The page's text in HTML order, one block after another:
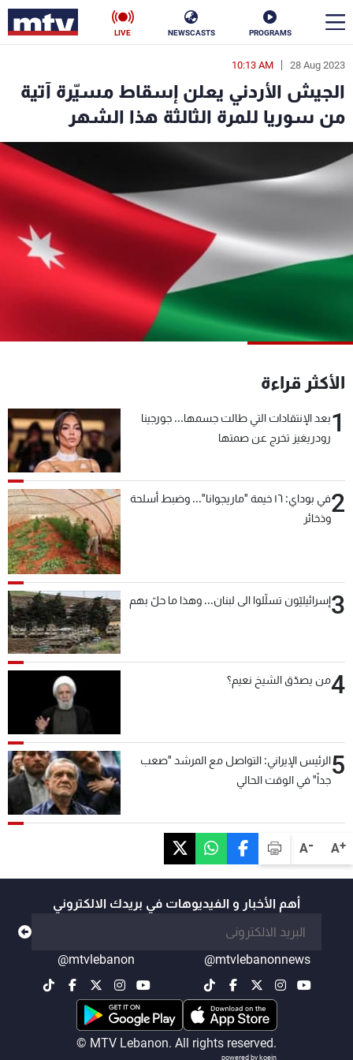
PROGRAMS
NEWSCASTS
LIVE
A+
A-
28 Aug 2023
10:13 AM
الجيش الأردني يعلن إسقاط مسيّرة آتية
من سوريا للمرة الثالثة هذا الشهر
الأكثر قراءة
1بعد الإنتقادات التي طالت جسمها... جورجينا
رودريغيز تخرج عن صمتها
2
في بوداي: ١٦ خيمة "ماريجوانا"... وضبط أسلحة
وذخائر
3إسرائيليّون تسلّلوا الى لبنان... وهذا ما حلّ بهم
4من يصدّق الشيخ نعيم؟
5الرئيس الإيراني: التواصل مع المرشد "صعب
جداً" في الوقت الحالي
أهم الأخبار و الفيديوهات في بريدك الالكتروني
@mtvlebanonnews
@mtvlebanon
© MTV Lebanon. All rights reserved.
powered by koein
en
الأخبار
سياسة ناس
إقتصاد
رياضة
كأس العالم
البرامج
جدول البرامج
شاهد البرامج
الترددات
عن MTV
شروط الإسـتخدام
سياسة الخصوصية